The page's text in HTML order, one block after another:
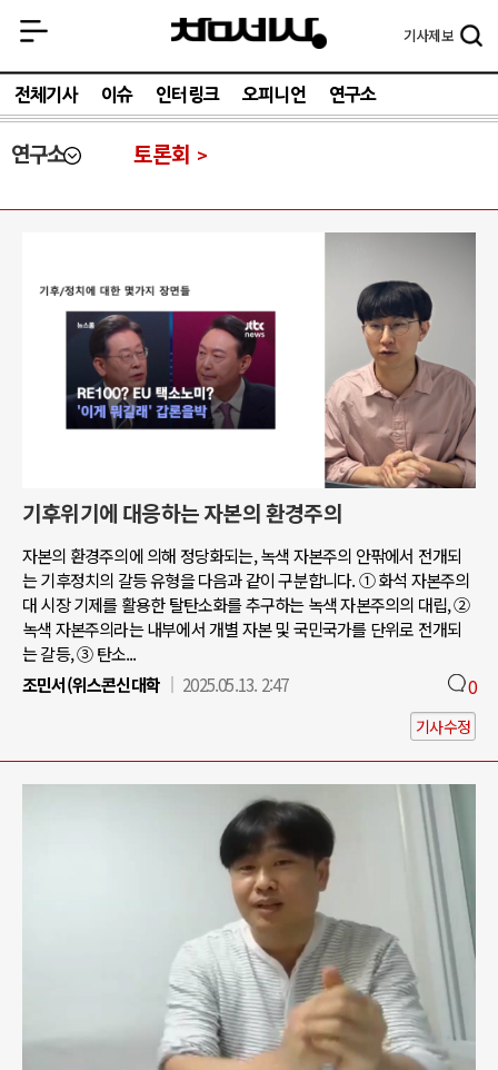
기사제보
전체기사 이슈 인터링크 오피니언 연구소
연구소 토론회
기후위기에 대응하는 자본의 환경주의
자본의 환경주의에 의해 정당화되는, 녹색 자본주의 안팎에서 전개되
는 기후정치의 갈등 유형을 다음과 같이 구분합니다. ① 화석 자본주의
대 시장 기제를 활용한 탈탄소화를 추구하는 녹색 자본주의의 대립, ②
녹색 자본주의라는 내부에서 개별 자본 및 국민국가를 단위로 전개되
는 갈등, ③ 탄소...
조민서(위스콘신대학
2025.05.13. 2:47 0
기사수정